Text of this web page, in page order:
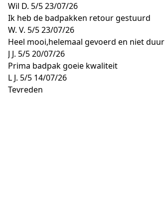
Wil D. 5/523/07/26
Ik heb de badpakken retour gestuurd
W. V. 5/523/07/26
Heel mooi,helemaal gevoerd en niet duur
J J. 5/520/07/26
Prima badpak goeie kwaliteit
L J. 5/5 14/07/26
Tevreden